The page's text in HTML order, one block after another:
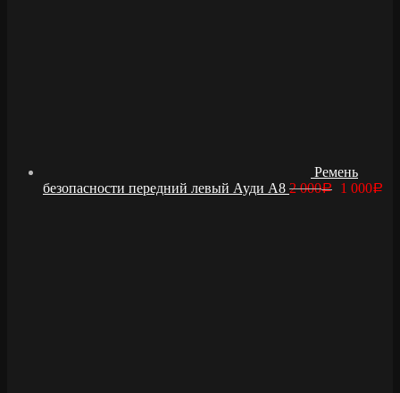
Ремень
безопасности передний левый Ауди А8 2 000Р 1 000Р